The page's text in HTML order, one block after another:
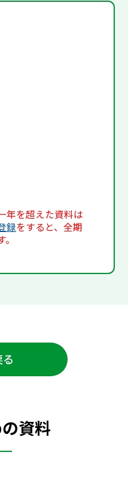
年を超えた資料は
録をすると、全期
資料